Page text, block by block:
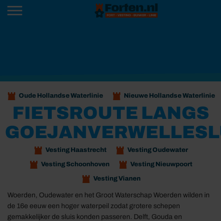
Oude Hollandse Waterlinie Nieuwe Hollandse Waterlinie
FIETSROUTE LANGS
Vesting Haastrecht Vesting Oudewater
Vesting Schoonhoven Vesting Nieuwpoort
Vesting Vianen
Woerden, Oudewater en het Groot Waterschap Woerden wilden in
de 16e eeuw een hoger waterpeil zodat grotere schepen
gemakkelijker de sluis konden passeren. Delft, Gouda en